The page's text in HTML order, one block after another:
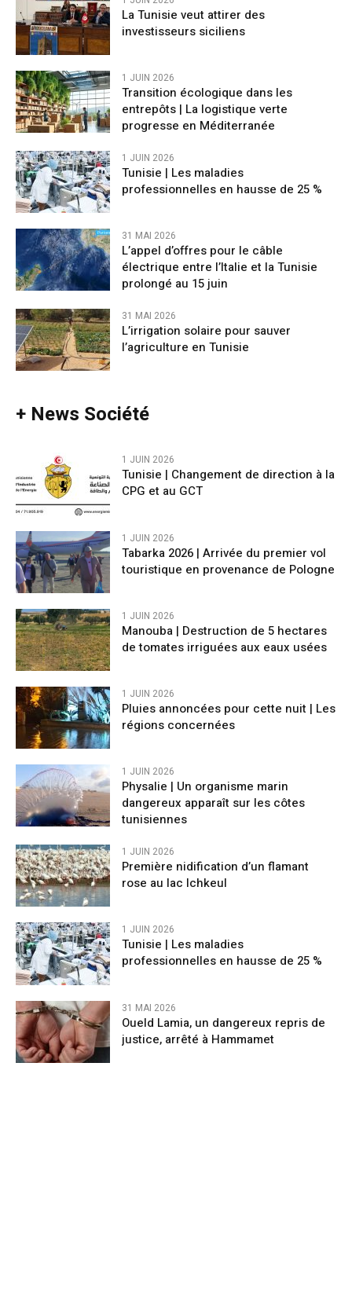
La Tunisie veut attirer des
investisseurs siciliens
1 JUIN 2026
Transition écologique dans les
entrepôts | La logistique verte
progresse en Méditerranée
1 JUIN 2026
Tunisie | Les maladies
professionnelles en hausse de 25 %
31 MAI 2026
L’appel d’offres pour le câble
électrique entre l’Italie et la Tunisie
prolongé au 15 juin
31 MAI 2026
L’irrigation solaire pour sauver
l’agriculture en Tunisie
+ News Société
1 JUIN 2026
Tunisie | Changement de direction à la
CPG et au GCT
1 JUIN 2026
Tabarka 2026 | Arrivée du premier vol
touristique en provenance de Pologne
1 JUIN 2026
Manouba | Destruction de 5 hectares
de tomates irriguées aux eaux usées
1 JUIN 2026
Pluies annoncées pour cette nuit | Les
régions concernées
1 JUIN 2026
Physalie | Un organisme marin
dangereux apparaît sur les côtes
tunisiennes
1 JUIN 2026
Première nidification d’un flamant
rose au lac Ichkeul
1 JUIN 2026
Tunisie | Les maladies
professionnelles en hausse de 25 %
31 MAI 2026
Oueld Lamia, un dangereux repris de
justice, arrêté à Hammamet